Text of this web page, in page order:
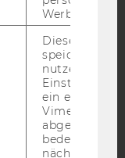
WEBSEITE
MEDIA
STUDIERENDE
Werbung
Dieses Cookie
speichert
ein
Vimeo-Video
abgespielt
bedeutet,
nächsten